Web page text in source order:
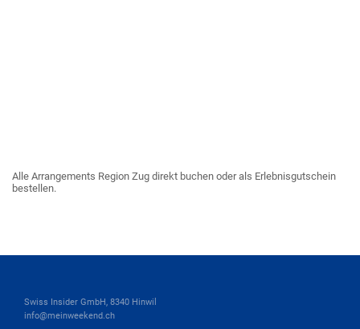
Alle Arrangements Region Zug direkt buchen oder als Erlebnisgutschein
bestellen.
Swiss Insider GmbH, 8340 Hinwil
info@meinweekend.ch